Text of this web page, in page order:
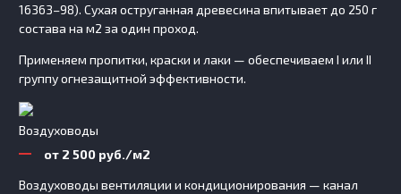
16363–98). Сухая оструганная древесина впитывает до 250 г
состава на м2 за один проход.
Применяем пропитки, краски и лаки — обеспечиваем I или II
группу огнезащитной эффективности.
Воздуховоды
от 2 500 руб./м2
Воздуховоды вентиляции и кондиционирования — канал